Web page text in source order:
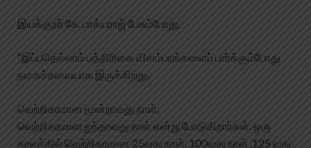
இயக்குநர் கே. பாக்யராஜ் பேசும்போது,
“இப்பதெல்லாம் பத்திரிகை விளம்பரங்களைப் பார்க்கும்போது
நகைச்சுவையாக இருக்கிறது.
வெற்றிகரமான மூன்றாவது நாள்,
வெற்றிகரமான ஐந்தாவது நாள் என்று போடுகிறார்கள். ஒரு
காலத்தில் வெற்றிகரமான 25வது நாள், 100வது நாள் ,125 வது